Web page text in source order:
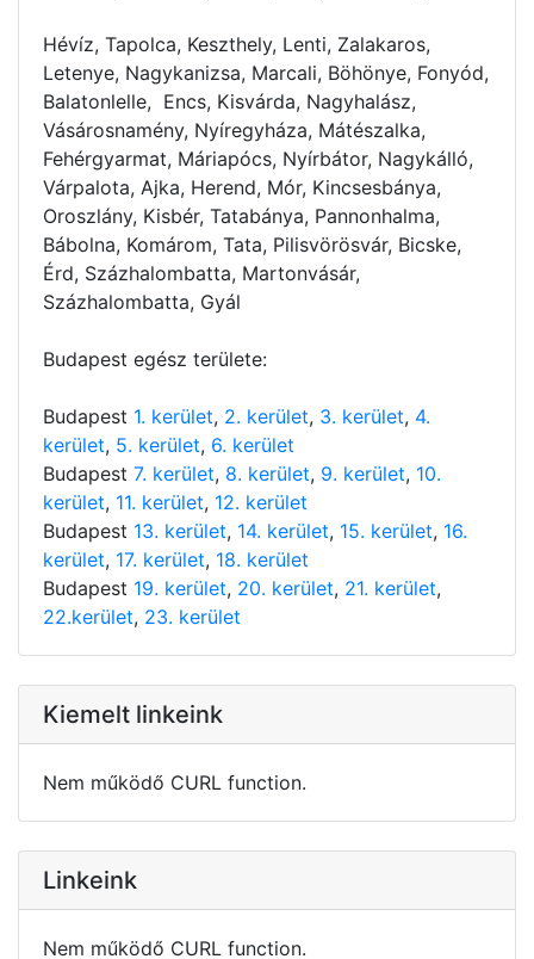
Hévíz, Tapolca, Keszthely, Lenti, Zalakaros,
Letenye, Nagykanizsa, Marcali, Böhönye, Fonyód,
Balatonlelle, Encs, Kisvárda, Nagyhalász,
Vásárosnamény, Nyíregyháza, Mátészalka,
Fehérgyarmat, Máriapócs, Nyírbátor, Nagykálló,
Várpalota, Ajka, Herend, Mór, Kincsesbánya,
Oroszlány, Kisbér, Tatabánya, Pannonhalma,
Bábolna, Komárom, Tata, Pilisvörösvár, Bicske,
Érd, Százhalombatta, Martonvásár,
Százhalombatta, Gyál
Budapest egész területe:
Budapest 1. kerület, 2. kerület, 3. kerület, 4.
kerület, 5. kerület, 6. kerület
Budapest 7. kerület, 8. kerület, 9. kerület, 10.
kerület, 11. kerület, 12. kerület
Budapest 13. kerület, 14. kerület, 15. kerület, 16.
kerület, 17. kerület, 18. kerület
Budapest 19. kerület, 20. kerület, 21. kerület,
22.kerület, 23. kerület
Kiemelt linkeink
Nem működő CURL function.
Linkeink
Nem működő CURL function.